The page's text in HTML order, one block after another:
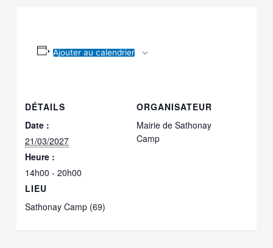
Ajouter au calendrier
DÉTAILS
Date :
21/03/2027
Heure :
14h00 - 20h00
LIEU
Sathonay Camp (69)
ORGANISATEUR
Mairie de Sathonay
Camp